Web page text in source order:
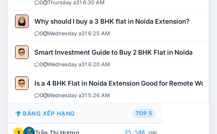
0 Thursday a31 6:30 AM
Why should I buy a 3 BHK flat in Noida Extension?
0 Wednesday a31 6:25 AM
Smart Investment Guide to Buy 2 BHK Flat in Noida
0 Wednesday a31 6:20 AM
Is a 4 BHK Flat in Noida Extension Good for Remote Work?
0 Wednesday a31 5:26 AM
BẢNG XẾP HẠNG TOP 5
1 Trần Thị Hương 25,548 VNĐ